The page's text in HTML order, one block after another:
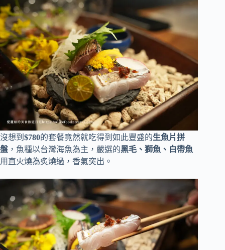
沒想到 $780的套餐竟然就吃得到如此豐盛的生魚片拼
盤 ，魚種以台灣海魚為主，嚴選的黑毛、獅魚、白帶魚
用直火燒為炙燒過，香氣突出。